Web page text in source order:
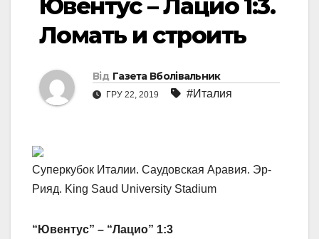
Ювентус – Лацио 1:3.
Ломать и строить
Від Газета Вболівальник
ГРУ 22, 2019 #Италия
Суперкубок Италии. Саудовская Аравия. Эр-
Рияд. King Saud University Stadium
“Ювентус” – “Лацио” 1:3